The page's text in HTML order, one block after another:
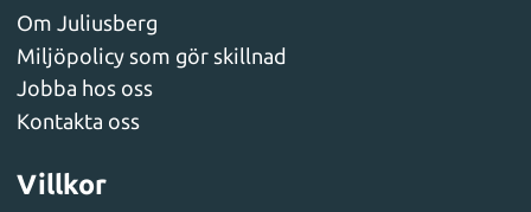
Om Juliusberg
Miljöpolicy som gör skillnad
Jobba hos oss
Kontakta oss
Villkor